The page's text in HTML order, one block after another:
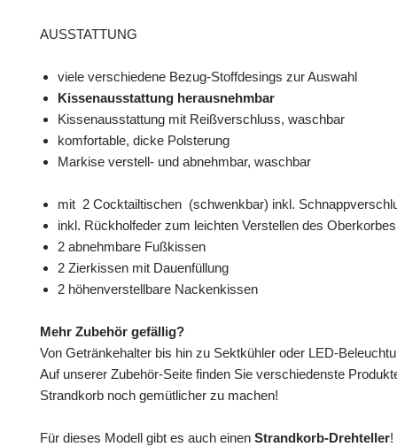
AUSSTATTUNG
viele verschiedene Bezug-Stoffdesings zur Auswahl
Kissenausstattung herausnehmbar
Kissenausstattung mit Reißverschluss, waschbar
komfortable, dicke Polsterung
Markise verstell- und abnehmbar, waschbar
mit 2 Cocktailtischen (schwenkbar) inkl.
inkl. Rückholfeder zum leichten Verstellen des Oberkorbes
2 abnehmbare Fußkissen
2 Zierkissen mit Dauenfüllung
2 höhenverstellbare Nackenkissen
Mehr Zubehör gefällig?
Von Getränkehalter bis hin zu Sektkühler oder LED-
Auf unserer Zubehör-Seite finden Sie verschiedenste
Strandkorb noch gemütlicher zu machen!
Für dieses Modell gibt es auch einen Strandkorb-Drehteller!